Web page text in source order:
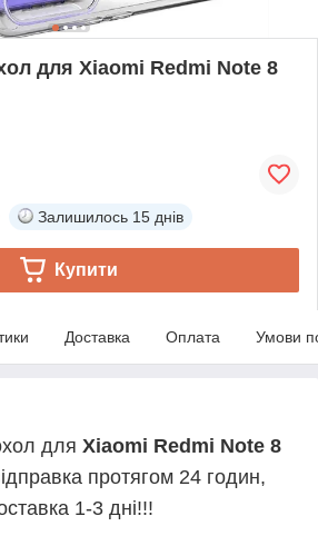
для Xiaomi Redmi Note 8
Залишилось 15 днів
Купити
Доставка Оплата Умови
для Xiaomi Redmi Note 8
протягом 24 годин,
1-3 дні!!!